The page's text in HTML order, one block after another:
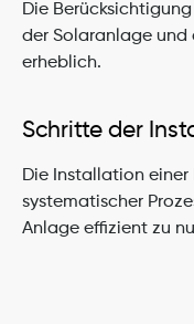
Die
der Solaranlage und
erheblich.
Schritte der
Die Installation
systematischer
Anlage effizient zu